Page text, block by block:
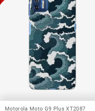
Motorola Moto G9 Plus XT2087